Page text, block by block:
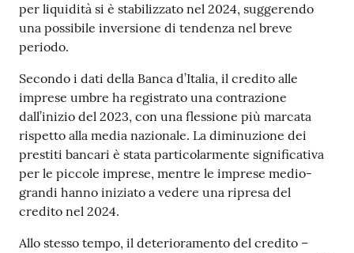
per liquidità si è stabilizzato nel 2024, suggerendo
una possibile inversione di tendenza nel breve
periodo.
Secondo i dati della Banca d’Italia, il credito alle
imprese umbre ha registrato una contrazione
dall’inizio del 2023, con una flessione più marcata
rispetto alla media nazionale. La diminuzione dei
prestiti bancari è stata particolarmente significativa
per le piccole imprese, mentre le imprese medio-
grandi hanno iniziato a vedere una ripresa del
credito nel 2024.
Allo stesso tempo, il deterioramento del credito –